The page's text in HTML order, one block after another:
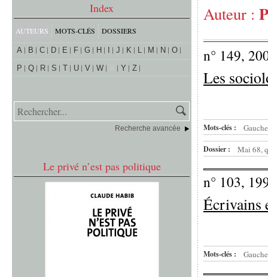
Index
AUTEURS MOTS-CLÉS DOSSIERS
A B C D E F G H J K L M N
O
P
Q R S T U V W Y Z
Recherche avancée
Le privé n’est pas politique
Auteur :
n° 149,
Les
Mots-clés : Gauche
Dossier : Mai 68,
n° 103,
Écrivains
Mots-clés : Gauche